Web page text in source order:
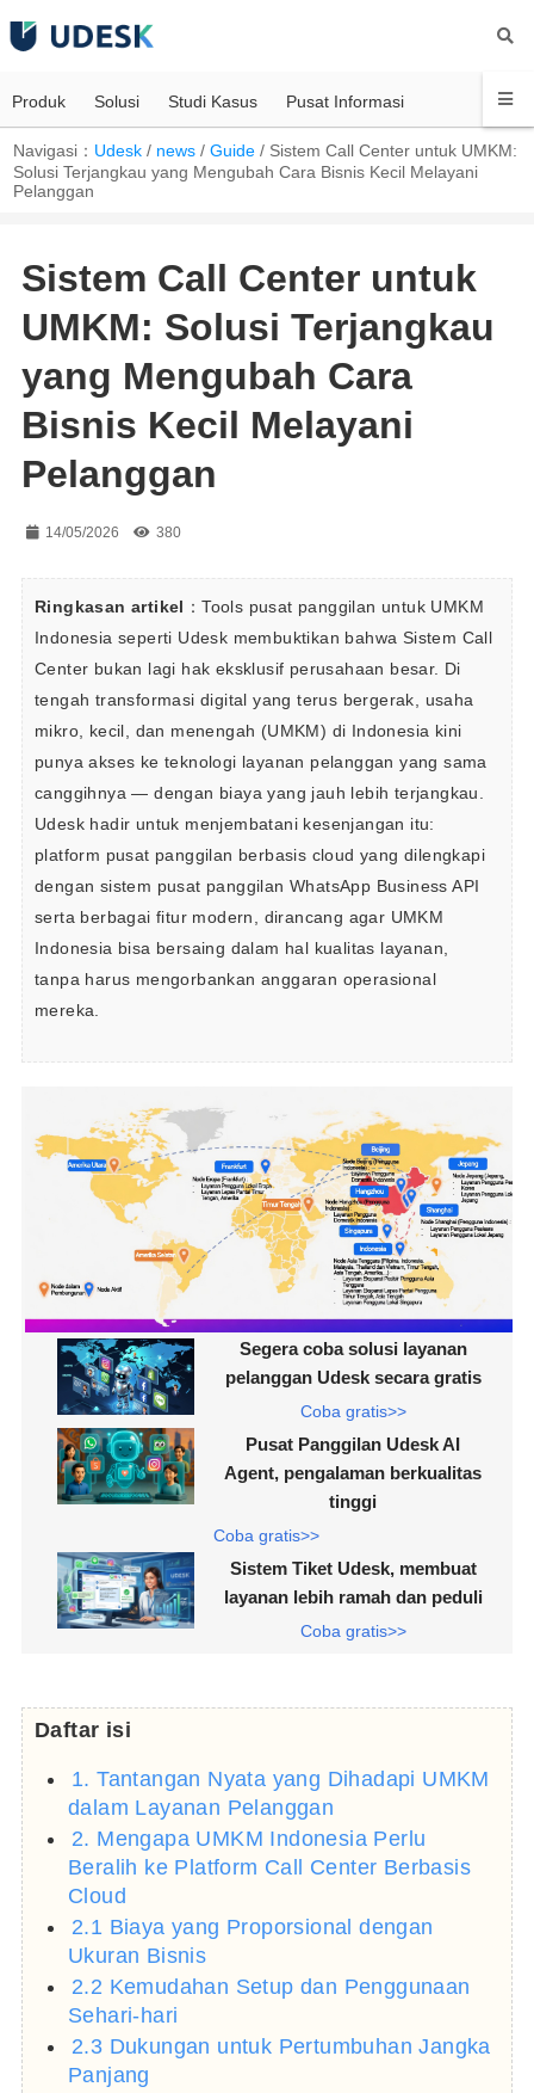
Produk Solusi Studi Kasus Pusat Informasi
Navigasi： Udesk / news /Guide / Sistem Call Center untuk UMKM:
Solusi Terjangkau yang Mengubah Cara Bisnis Kecil Melayani
Pelanggan
Sistem Call Center untuk
UMKM: Solusi Terjangkau
yang Mengubah Cara
Bisnis Kecil Melayani
Pelanggan
14/05/2026 380
Ringkasan artikel ：Tools pusat panggilan untuk UMKM
Indonesia seperti Udesk membuktikan bahwa Sistem Call
Center bukan lagi hak eksklusif perusahaan besar. Di
tengah transformasi digital yang terus bergerak, usaha
mikro, kecil, dan menengah (UMKM) di Indonesia kini
punya akses ke teknologi layanan pelanggan yang sama
canggihnya — dengan biaya yang jauh lebih terjangkau.
Udesk hadir untuk menjembatani kesenjangan itu:
platform pusat panggilan berbasis cloud yang dilengkapi
dengan sistem pusat panggilan WhatsApp Business API
serta berbagai fitur modern, dirancang agar UMKM
Indonesia bisa bersaing dalam hal kualitas layanan,
tanpa harus mengorbankan anggaran operasional
mereka.
Segera coba solusi layanan
pelanggan Udesk secara gratis
Coba gratis>>
Pusat Panggilan Udesk AI
Agent, pengalaman berkualitas
tinggi
Coba gratis>>
Sistem Tiket Udesk, membuat
layanan lebih ramah dan peduli
Coba gratis>>
Daftar isi
1. Tantangan Nyata yang Dihadapi UMKM
dalam Layanan Pelanggan
2. Mengapa UMKM Indonesia Perlu
Beralih ke Platform Call Center Berbasis
Cloud
2.1 Biaya yang Proporsional dengan
Ukuran Bisnis
2.2 Kemudahan Setup dan Penggunaan
Sehari-hari
2.3 Dukungan untuk Pertumbuhan Jangka
Panjang